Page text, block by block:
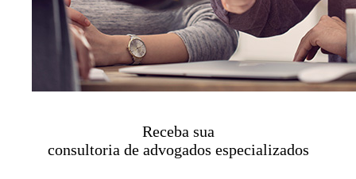
Receba sua
consultoria de advogados especializados